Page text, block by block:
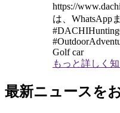
https://
は、WhatsApp
Golf car
もっと詳しく
最新ニュースを